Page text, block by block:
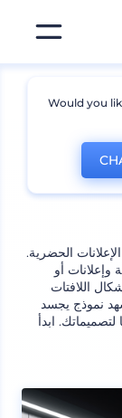
الحضرية.
أو
اللافتات
نموذج يجسد
ابدأ
Would you